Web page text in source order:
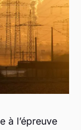
à l’épreuve